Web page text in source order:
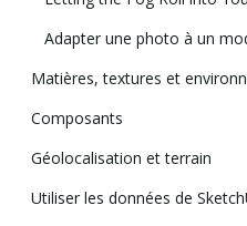
Adapter une photo à un
Matières, textures et
Composants
Géolocalisation et terrain